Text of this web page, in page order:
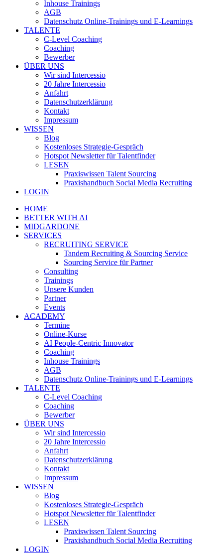
Inhouse Trainings
AGB
Datenschutz Online-Trainings und E-Learnings
TALENTE
C-Level Coaching
Coaching
Bewerber
ÜBER UNS
Wir sind Intercessio
20 Jahre Intercessio
Anfahrt
Datenschutzerklärung
Kontakt
Impressum
WISSEN
Blog
Kostenloses Strategie-Gespräch
Hotspot Newsletter für Talentfinder
LESEN
Praxiswissen Talent Sourcing
Praxishandbuch Social Media Recruiting
LOGIN
HOME
BETTER WITH AI
MIDGARDONE
SERVICES
RECRUITING SERVICE
Tandem Recruiting & Sourcing Service
Sourcing Service für Partner
Consulting
Trainings
Unsere Kunden
Partner
Events
ACADEMY
Termine
Online-Kurse
AI People-Centric Innovator
Coaching
Inhouse Trainings
AGB
Datenschutz Online-Trainings und E-Learnings
TALENTE
C-Level Coaching
Coaching
Bewerber
ÜBER UNS
Wir sind Intercessio
20 Jahre Intercessio
Anfahrt
Datenschutzerklärung
Kontakt
Impressum
WISSEN
Blog
Kostenloses Strategie-Gespräch
Hotspot Newsletter für Talentfinder
LESEN
Praxiswissen Talent Sourcing
Praxishandbuch Social Media Recruiting
LOGIN